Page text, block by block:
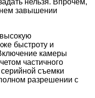
нельзя. Впрочем,
завышении
быстроту и
камеры
частичного
съемки
разрешении с